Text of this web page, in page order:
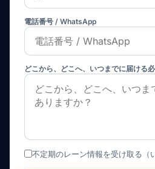
電話番号 / WhatsApp
どこから、どこへ、いつまでに届ける
不定期のレーン情報を受け取る（